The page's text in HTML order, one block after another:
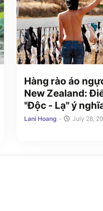
Hàng rào áo
New Zealand:
"Độc - Lạ" ý
Lani Hoang - July 28,